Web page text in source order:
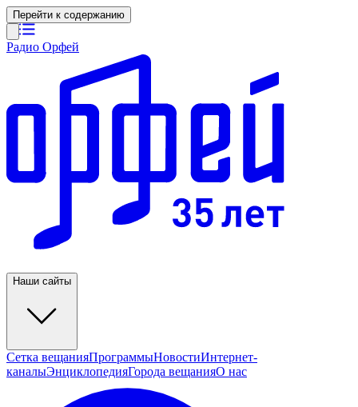
Перейти к содержанию
Радио Орфей
Наши сайты
Сетка вещанияПрограммыНовостиИнтернет-
каналыЭнциклопедияГорода вещанияО нас